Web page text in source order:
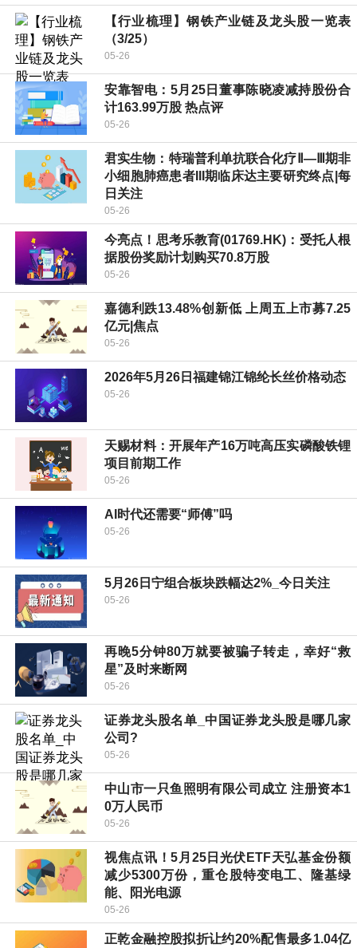
【行业梳理】钢铁产业链及龙头股一览表
（3/25）
05-26
安靠智电：5月25日董事陈晓凌减持股份合
计163.99万股 热点评
05-26
君实生物：特瑞普利单抗联合化疗Ⅱ—Ⅲ期非
小细胞肺癌患者III期临床达主要研究终点|每
日关注
05-26
今亮点！思考乐教育(01769.HK)：受托人根
据股份奖励计划购买70.8万股
05-26
嘉德利跌13.48%创新低 上周五上市募7.25
亿元|焦点
05-26
2026年5月26日福建锦江锦纶长丝价格动态
05-26
天赐材料：开展年产16万吨高压实磷酸铁锂
项目前期工作
05-26
AI时代还需要“师傅”吗
05-26
5月26日宁组合板块跌幅达2%_今日关注
05-26
再晚5分钟80万就要被骗子转走，幸好“救
星”及时来断网
05-26
证券龙头股名单_中国证券龙头股是哪几家
公司?
05-26
中山市一只鱼照明有限公司成立 注册资本1
0万人民币
05-26
视焦点讯！5月25日光伏ETF天弘基金份额
减少5300万份，重仓股特变电工、隆基绿
能、阳光电源
05-26
正乾金融控股拟折让约20%配售最多1.04亿